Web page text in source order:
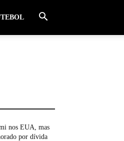
nos EUA, mas
por dívida